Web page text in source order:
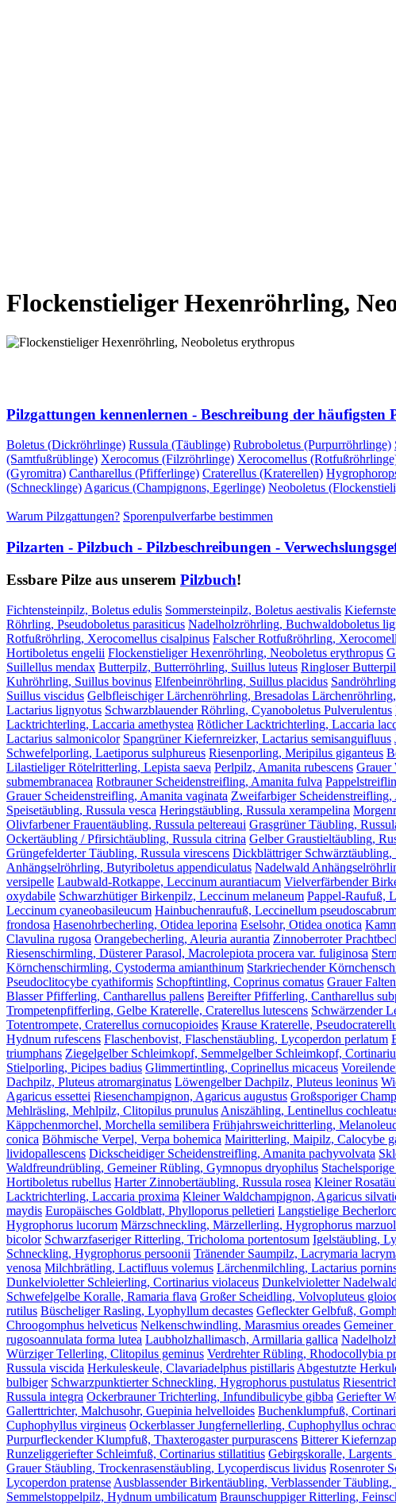
Flockenstieliger Hexenröhrling,
Pilzgattungen kennenlernen - Beschreibung der häufigsten
Boletus (Dickröhrlinge) Russula (Täublinge) Rubroboletus (Purpurröhrlinge)
(Samtfußrüblinge) Xerocomus (Filzröhrlinge) Xerocomellus
(Gyromitra) Cantharellus (Pfifferlinge) Craterellus (Kraterellen)
(Schnecklinge) Agaricus (Champignons, Egerlinge) Neoboletus
Warum Pilzgattungen? Sporenpulverfarbe bestimmen
Pilzarten - Pilzbuch - Pilzbeschreibungen -
Essbare Pilze aus unserem Pilzbuch!
Fichtensteinpilz, Boletus edulis Sommersteinpilz, Boletus aestivalis
Röhrling, Pseudoboletus parasiticus Nadelholzröhrling, Buchwaldoboletus
Rotfußröhrling, Xerocomellus cisalpinus Falscher Rotfußröhrling,
Hortiboletus engelii Flockenstieliger Hexenröhrling, Neoboletus erythropus
Suillellus mendax Butterpilz, Butterröhrling, Suillus luteus Ringloser
Kuhröhrling, Suillus bovinus Elfenbeinröhrling, Suillus placidus
Suillus viscidus Gelbfleischiger Lärchenröhrling, Bresadolas
Lactarius lignyotus Schwarzblauender Röhrling, Cyanoboletus Pulverulentus
Lacktrichterling, Laccaria amethystea Rötlicher Lacktrichterling, Laccaria
Lactarius salmonicolor Spangrüner Kiefernreizker, Lactarius semisanguifluus
Schwefelporling, Laetiporus sulphureus Riesenporling, Meripilus giganteus
Lilastieliger Rötelritterling, Lepista saeva Perlpilz, Amanita rubescens Grauer
submembranacea Rotbrauner Scheidenstreifling, Amanita fulva
Grauer Scheidenstreifling, Amanita vaginata Zweifarbiger Scheidenstreifling,
Speisetäubling, Russula vesca Heringstäubling, Russula xerampelina
Olivfarbener Frauentäubling, Russula peltereaui Grasgrüner Täubling,
Ockertäubling / Pfirsichtäubling, Russula citrina Gelber Graustieltäubling,
Grüngefelderter Täubling, Russula virescens Dickblättriger Schwärztäubling,
Anhängselröhrling, Butyriboletus appendiculatus Nadelwald
versipelle Laubwald-Rotkappe, Leccinum aurantiacum Vielverfärbender
oxydabile Schwarzhütiger Birkenpilz, Leccinum melaneum Pappel-Raufuß,
Leccinum cyaneobasileucum Hainbuchenraufuß, Leccinellum
frondosa Hasenohrbecherling, Otidea leporina Eselsohr, Otidea onotica
Clavulina rugosa Orangebecherling, Aleuria aurantia Zinnoberroter
Riesenschirmling, Düsterer Parasol, Macrolepiota procera var. fuliginosa
Körnchenschirmling, Cystoderma amianthinum Starkriechender
Pseudoclitocybe cyathiformis Schopftintling, Coprinus comatus Grauer
Blasser Pfifferling, Cantharellus pallens Bereifter Pfifferling, Cantharellus
Trompetenpfifferling, Gelbe Kraterelle, Craterellus lutescens Schwärzender
Totentrompete, Craterellus cornucopioides Krause Kraterelle,
Hydnum rufescens Flaschenbovist, Flaschenstäubling, Lycoperdon perlatum
triumphans Ziegelgelber Schleimkopf, Semmelgelber Schleimkopf,
Stielporling, Picipes badius Glimmertintling, Coprinellus micaceus
Dachpilz, Pluteus atromarginatus Löwengelber Dachpilz, Pluteus leoninus
Agaricus essettei Riesenchampignon, Agaricus augustus Großsporiger
Mehlräsling, Mehlpilz, Clitopilus prunulusAniszähling, Lentinellus
Käppchenmorchel, Morchella semilibera Frühjahrsweichritterling,
conica Böhmische Verpel, Verpa bohemica Mairitterling, Maipilz, Calocybe
lividopallescens Dickscheidiger Scheidenstreifling, Amanita pachyvolvata
Waldfreundrübling, Gemeiner Rübling, Gymnopus dryophilus
Hortiboletus rubellus Harter Zinnobertäubling, Russula rosea Kleiner
Lacktrichterling, Laccaria proxima Kleiner Waldchampignon, Agaricus
maydis Europäisches Goldblatt, Phylloporus pelletieri Langstielige
Hygrophorus lucorum Märzschneckling, Märzellerling, Hygrophorus
bicolor Schwarzfaseriger Ritterling, Tricholoma portentosum Igelstäubling,
Schneckling, Hygrophorus persoonii Tränender Saumpilz, Lacrymaria
venosa Milchbrätling, Lactifluus volemus Lärchenmilchling, Lactarius
Dunkelvioletter Schleierling, Cortinarius violaceus Dunkelvioletter
Schwefelgelbe Koralle, Ramaria flava Großer Scheidling, Volvopluteus
rutilus Büscheliger Rasling, Lyophyllum decastes Gefleckter Gelbfuß,
Chroogomphus helveticus Nelkenschwindling, Marasmius oreades
rugosoannulata forma lutea Laubholzhallimasch, Armillaria gallica
Würziger Tellerling, Clitopilus geminus Verdrehter Rübling, Rhodocollybia
Russula viscida Herkuleskeule, Clavariadelphus pistillarisAbgestutzte
bulbiger Schwarzpunktierter Schneckling, Hygrophorus pustulatus
Russula integra Ockerbrauner Trichterling, Infundibulicybe gibba Geriefter
Gallerttrichter, Malchusohr, Guepinia helvelloides Buchenklumpfuß,
Cuphophyllus virgineus Ockerblasser Jungfernellerling, Cuphophyllus
Purpurfleckender Klumpfuß, Thaxterogaster purpurascens Bitterer
Runzeliggeriefter Schleimfuß, Cortinarius stillatitius Gebirgskoralle,
Grauer Stäubling, Trockenrasenstäubling, Lycoperdiscus lividus Rosenroter
Lycoperdon pratenseAusblassender Birkentäubling, Verblassender Täubling,
Semmelstoppelpilz, Hydnum umbilicatum Braunschuppiger Ritterling,